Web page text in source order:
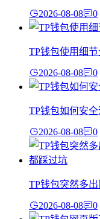
2026-08-08 0
TP钱包使用细
2026-08-08 0
TP钱包如何安
2026-08-08 0
TP钱包突然多
2026-08-08 0